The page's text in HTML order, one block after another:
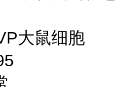
大鼠细胞